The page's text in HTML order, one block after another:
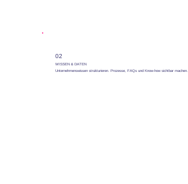
02
WISSEN & DATEN
Unternehmenswissen strukturieren. Prozesse, FAQs und Know-how sichtbar machen.